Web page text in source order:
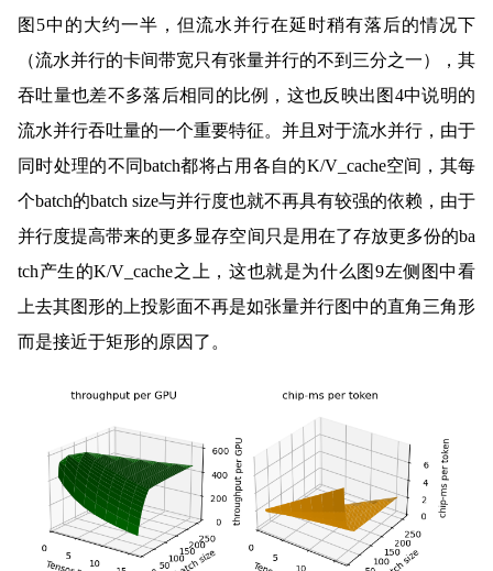
图5中的大约一半，但流水并行在延时稍有落后的情况下
（流水并行的卡间带宽只有张量并行的不到三分之一），其
吞吐量也差不多落后相同的比例，这也反映出图4中说明的
流水并行吞吐量的一个重要特征。并且对于流水并行，由于
同时处理的不同batch都将占用各自的K/V_cache空间，其每
个batch的batch size与并行度也就不再具有较强的依赖，由于
并行度提高带来的更多显存空间只是用在了存放更多份的ba
tch产生的K/V_cache之上，这也就是为什么图9左侧图中看
上去其图形的上投影面不再是如张量并行图中的直角三角形
而是接近于矩形的原因了。